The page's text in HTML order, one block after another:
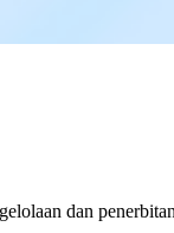
dan